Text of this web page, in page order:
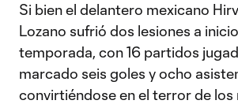
Si bien el delantero mexicano
Lozano sufrió dos lesiones a
temporada, con 16 partidos
marcado seis goles y ocho
convirtiéndose en el terror de los